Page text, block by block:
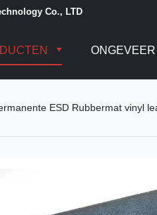
Co., LTD
ESD Rubbermat vinyl